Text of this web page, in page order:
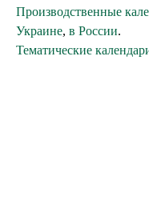
Производственные
Украине, в России.
Тематические